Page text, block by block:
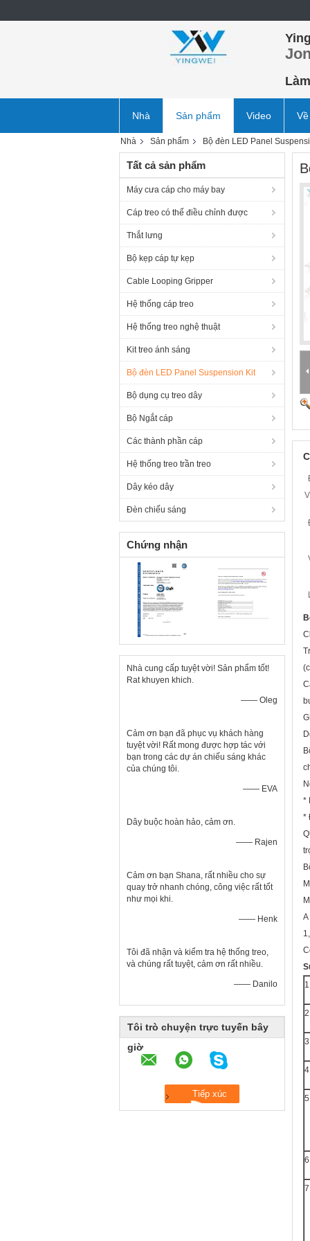
Nhà Sản phẩm Video
Nhà Sản phẩm Bộ đèn LED Panel
Tất cả sản phẩm
Máy cưa cáp cho máy bay
Cáp treo có thể điều chỉnh được
Thắt lưng
Bộ kẹp cáp tự kẹp
Cable Looping Gripper
Hệ thống cáp treo
Hệ thống treo nghệ thuật
Kit treo ánh sáng
Bộ đèn LED Panel Suspension Kit
Bộ dụng cụ treo dây
Bộ Ngắt cáp
Các thành phần cáp
Hệ thống treo trần treo
Dây kéo dây
Đèn chiếu sáng
Chứng nhận
Nhà cung cấp tuyệt vời! Sản phẩm tốt!
Rat khuyen khich.
—— Oleg
Cảm ơn bạn đã phục vụ khách hàng
tuyệt vời! Rất mong được hợp tác với
bạn trong các dự án chiếu sáng khác
của chúng tôi.
—— EVA
Dây buộc hoàn hảo, cảm ơn.
—— Rajen
Cảm ơn bạn Shana, rất nhiều cho sự
quay trở nhanh chóng, công việc rất tốt
như mọi khi.
—— Henk
Tôi đã nhận và kiểm tra hệ thống treo,
và chúng rất tuyệt, cảm ơn rất nhiều.
—— Danilo
Tôi trò chuyện trực tuyến bây
giờ
*
*